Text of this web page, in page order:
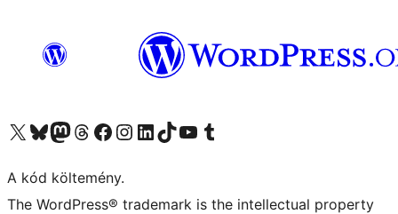
Visit our X (formerly Twitter) account
Visit our Bluesky account
Twitter csatornánk
Visit our Threads account
Facebook oldalunk megtekintése
Visit our Instagram account
Visit our LinkedIn account
Visit our TikTok account
Visit our YouTube channel
Visit our Tumblr account
A kód költemény.
The WordPress® trademark is the intellectual property